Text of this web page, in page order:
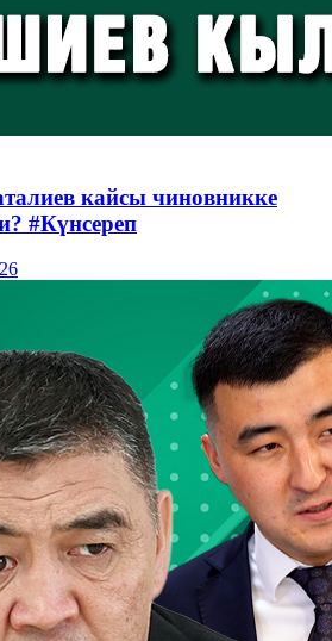
кайсы чиновникке
#Күнсереп